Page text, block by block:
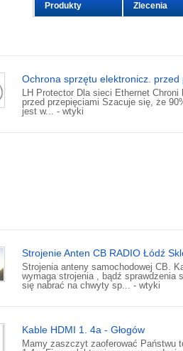
Produkty Zlecenia
Ochrona sprzętu elektronicz. przed
LH Protector Dla sieci Ethernet
przed przepięciami Szacuje się, że
jest w... - wtyki
Strojenie Anten CB RADIO Łódź
Strojenia anteny samochodowej CB.
wymaga strojenia , bądź sprawdzenia
się nabrać na chwyty sp... - wtyki
Kable HDMI 1. 4a - Głogów
Mamy zaszczyt zaoferować Państwu